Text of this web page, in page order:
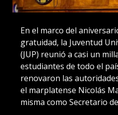
En el marco del
gratuidad, la Juventud
(JUP) reunió a casi un
estudiantes de todo el
renovaron las
el marplatense Nicolás
misma como Secretario